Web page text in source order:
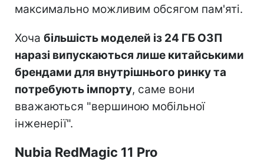
максимально можливим обсягом пам'яті.
Хоча більшість моделей із 24 ГБ ОЗП
наразі випускаються лише китайськими
брендами для внутрішнього ринку та
потребують імпорту, саме вони
вважаються "вершиною мобільної
інженерії".
Nubia RedMagic 11 Pro